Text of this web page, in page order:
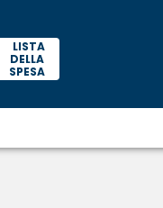
LISTA
DELLA
SPESA